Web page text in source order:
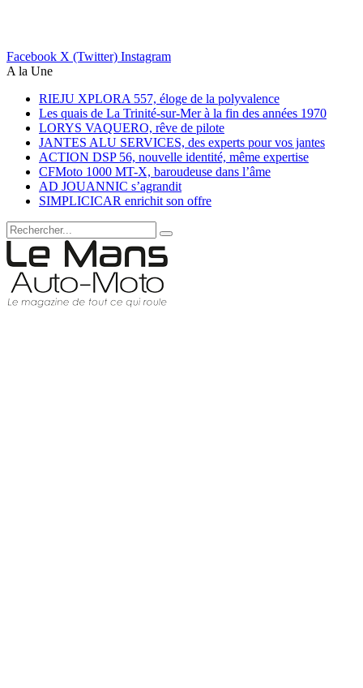
Facebook X (Twitter) Instagram
A la Une
RIEJU XPLORA 557, éloge de la polyvalence
Les quais de La Trinité-sur-Mer à la fin des années 1970
LORYS VAQUERO, rêve de pilote
JANTES ALU SERVICES, des experts pour vos jantes
ACTION DSP 56, nouvelle identité, même expertise
CFMoto 1000 MT-X, baroudeuse dans l’âme
AD JOUANNIC s’agrandit
SIMPLICICAR enrichit son offre